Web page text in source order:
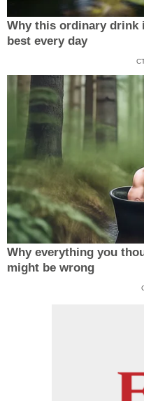
Why this ordinary drink
best every day
Why everything you
might be wrong